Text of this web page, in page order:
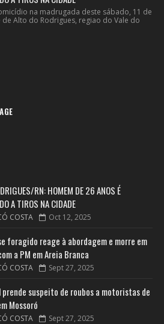
na madrugada deste sábado, 11 de
Alto do Rodrigues, regiao do Vale do
RN: HOMEM DE 26 ANOS É
A TIROS NA CIDADE
COSTA Oct 12, 2025
foragido reage à abordagem e morre em
a PM em Areia Branca
COSTA Sept 27, 2025
suspeito de roubos a motoristas de
Mossoró
COSTA Sept 27, 2025